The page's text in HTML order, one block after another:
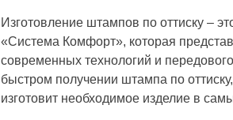
Изготовление штампов по оттиску –
«Система Комфорт», которая
современных технологий и
быстром получении штампа по
изготовит необходимое изделие в